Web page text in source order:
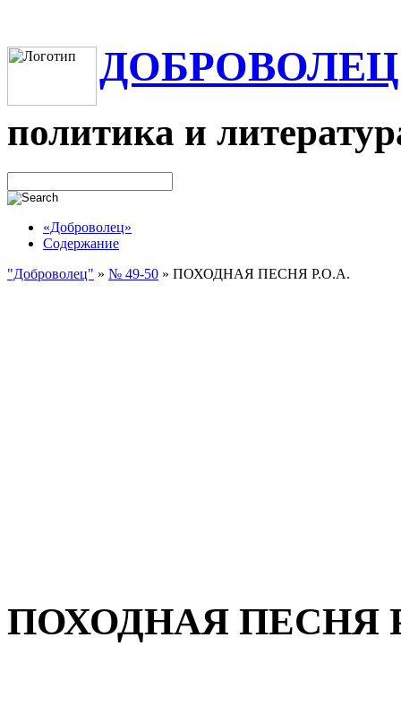
ДОБРОВОЛЕЦ
политика и
«Доброволец»
Содержание
"Доброволец" » № 49-50 » ПОХОДНАЯ ПЕСНЯ Р.О.А.
ПОХОДНАЯ ПЕСНЯ